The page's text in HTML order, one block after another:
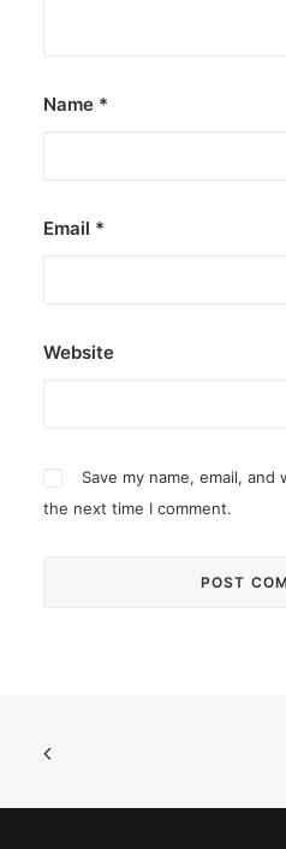
Name *
Email *
Website
Save my name, email,
the next time I comment.